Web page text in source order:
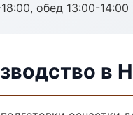
обед 13:00-14:00
в